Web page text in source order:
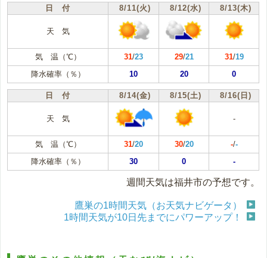
日 付 8/11(火) 8/12(水) 8/13(木)
天 気
気 温（℃） 31/23 29/21 31/19
降水確率（％）
10 20 0
日 付 8/14(金) 8/15(土) 8/16(日)
天 気 -
気 温（℃） 31/20 30/20 -/-
降水確率（％）
30 0 -
週間天気は福井市の予想です。
鷹巣の1時間天気（お天気ナビゲータ）
1時間天気が10日先までにパワーアップ！